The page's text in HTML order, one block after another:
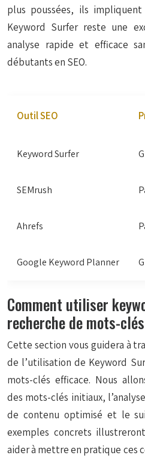
plus poussées, ils
Keyword Surfer reste une
analyse rapide et efficace
débutants en SEO.
Outil SEO
Keyword Surfer
SEMrush
Ahrefs
Google Keyword Planner
Comment utiliser
recherche de mots-
Cette section vous guidera à
de l’utilisation de Keyword
mots-clés efficace. Nous
des mots-clés initiaux,
de contenu optimisé et le
exemples concrets
aider à mettre en pratique ces